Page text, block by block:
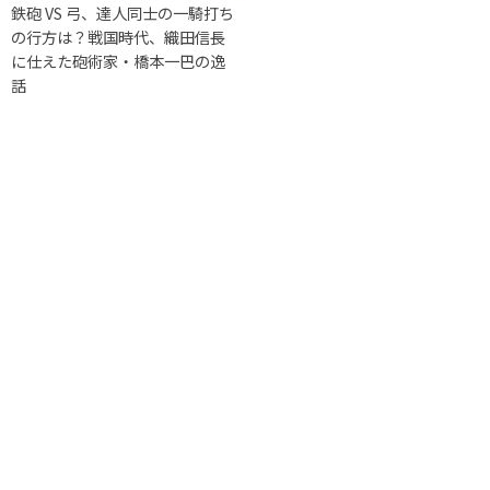
鉄砲 VS 弓、達人同士の一騎打ち
の行方は？戦国時代、織田信長
に仕えた砲術家・橋本一巴の逸
話